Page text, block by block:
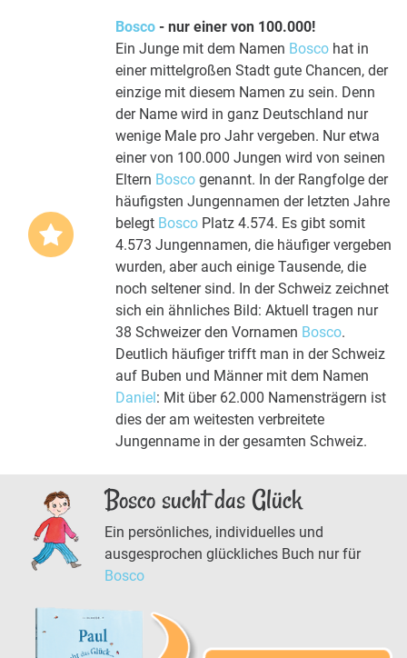
Bosco - nur einer von 100.000!
Ein Junge mit dem Namen Bosco hat in
einer mittelgroßen Stadt gute Chancen, der
einzige mit diesem Namen zu sein. Denn
der Name wird in ganz Deutschland nur
wenige Male pro Jahr vergeben. Nur etwa
einer von 100.000 Jungen wird von seinen
Eltern Bosco genannt. In der Rangfolge der
häufigsten Jungennamen der letzten Jahre
belegt Bosco Platz 4.574. Es gibt somit
4.573 Jungennamen, die häufiger vergeben
wurden, aber auch einige Tausende, die
noch seltener sind. In der Schweiz zeichnet
sich ein ähnliches Bild: Aktuell tragen nur
38 Schweizer den Vornamen Bosco.
Deutlich häufiger trifft man in der Schweiz
auf Buben und Männer mit dem Namen
Daniel: Mit über 62.000 Namensträgern ist
dies der am weitesten verbreitete
Jungenname in der gesamten Schweiz.
Bosco sucht das Glück
Ein persönliches, individuelles und
ausgesprochen glückliches Buch nur für
Bosco